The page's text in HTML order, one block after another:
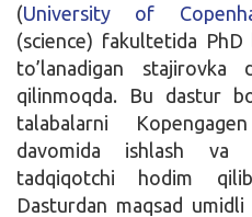
(University of
(science) fakultetida
to’lanadigan stajirovka
qilinmoqda. Bu dastur
talabalarni
davomida ishlash va
tadqiqotchi hodim
Dasturdan maqsad